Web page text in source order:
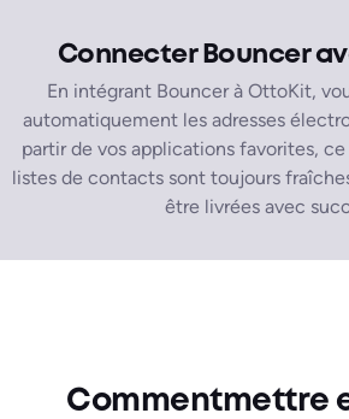
Connecter Bouncer
En intégrant Bouncer à OttoKit,
automatiquement les adresses
partir de vos applications favorites,
listes de contacts sont toujours
être livrées avec
Commentmettre